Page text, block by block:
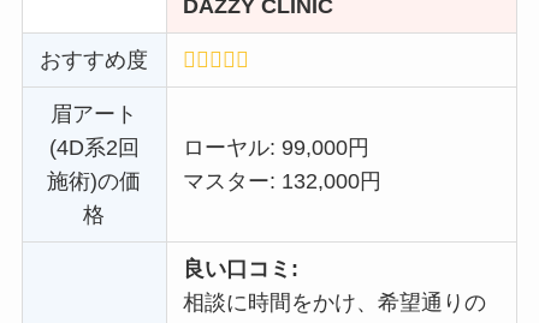
DAZZY CLINIC
おすすめ度
眉アート
(4D系2回
施術)の価
格
ローヤル: 99,000円
マスター: 132,000円
良い口コミ:
相談に時間をかけ、希望通りの